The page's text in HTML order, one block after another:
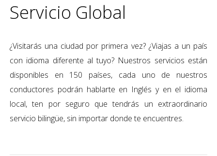
Servicio Global
¿Visitarás una ciudad por primera vez? ¿Viajas a un país
con idioma diferente al tuyo? Nuestros servicios están
disponibles en 150 países, cada uno de nuestros
conductores podrán hablarte en Inglés y en el idioma
local, ten por seguro que tendrás un extraordinario
servicio bilingüe, sin importar donde te encuentres.